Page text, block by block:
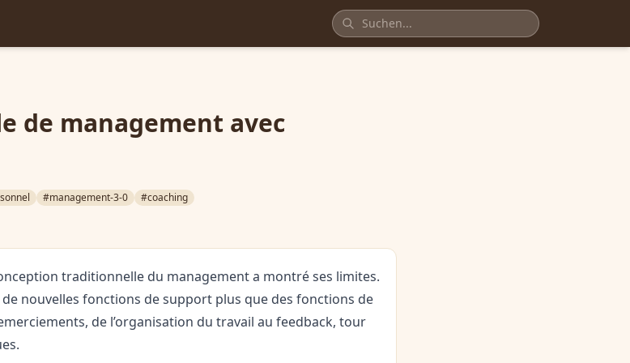
de management avec
#management-3-0 #coaching
traditionnelle du management a montré ses limites.
de nouvelles fonctions de support plus que des fonctions de
de l’organisation du travail au feedback, tour